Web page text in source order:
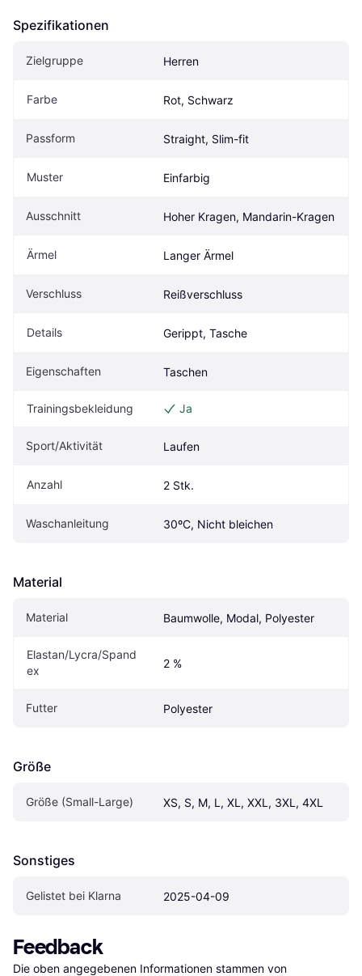
Spezifikationen
Zielgruppe Herren
Farbe Rot, Schwarz
Passform Straight, Slim-fit
Muster Einfarbig
Ausschnitt Hoher Kragen, Mandarin-Kragen
Ärmel Langer Ärmel
Verschluss Reißverschluss
Details Gerippt, Tasche
Eigenschaften Taschen
Trainingsbekleidung Ja
Sport/Aktivität Laufen
Anzahl 2 Stk.
Waschanleitung 30ºC, Nicht bleichen
Material
Material Baumwolle, Modal, Polyester
Elastan/Lycra/Spand
ex
2 %
Futter Polyester
Größe
Größe (Small-Large) XS, S, M, L, XL, XXL, 3XL, 4XL
Sonstiges
Gelistet bei Klarna 2025-04-09
Feedback
Die oben angegebenen Informationen stammen von